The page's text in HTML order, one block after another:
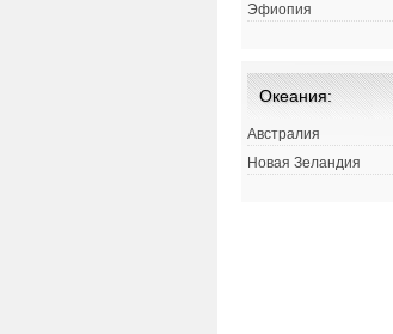
Эфиопия
Океания:
Австралия
Новая Зеландия